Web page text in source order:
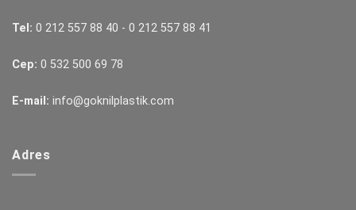
Tel: 0 212 557 88 40 - 0 212 557 88 41
Cep: 0 532 500 69 78
E-mail: info@goknilplastik.com
Adres